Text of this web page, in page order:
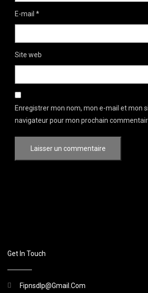
E-mail *
Site web
Enregistrer mon nom, mon e-mail et mon
navigateur pour mon prochain
Get In Touch
Fipnsdlp@gmail.com